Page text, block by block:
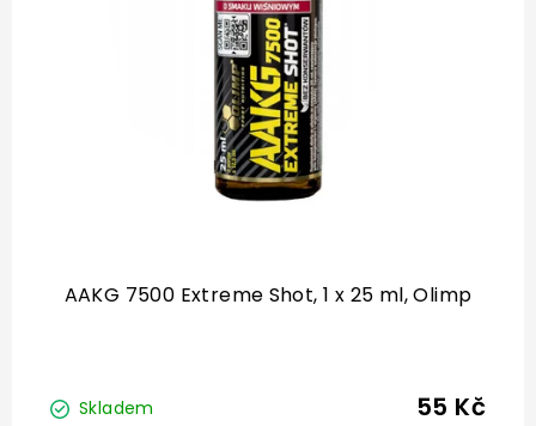
AAKG 7500 Extreme Shot, 1 x 25 ml, Olimp
Skladem 55 Kč